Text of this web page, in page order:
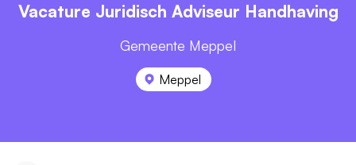
Vacature Juridisch Adviseur Handhaving
Gemeente Meppel
Meppel